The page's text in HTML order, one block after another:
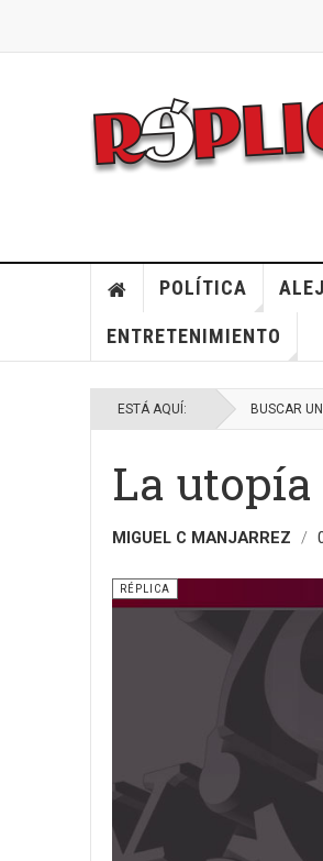
POLÍTICA
ENTRETENIMIENTO
ESTÁ AQUÍ: BUSCAR
La
MIGUEL C MANJARREZ
RÉPLICA